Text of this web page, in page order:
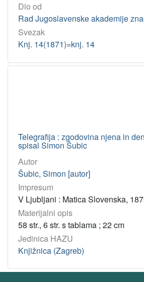
Dio od
Rad Jugoslavenske akademije
Svezak
Knj. 14(1871)=knj. 14
Telegrafija : zgodovina njena in
spisal Simon Šubic
Autor
Šubic, Simon [autor]
Impresum
V Ljubljani : Matica Slovenska,
Materijalni opis
58 str., 6 str. s tablama ; 22 cm
Jedinica HAZU
Knjižnica (Zagreb)